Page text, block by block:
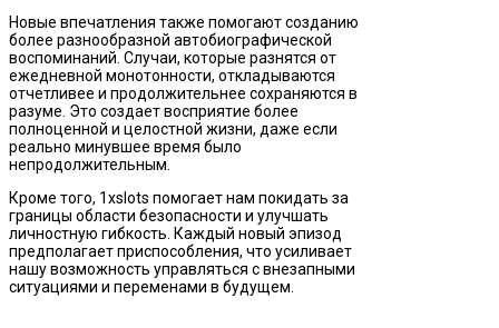
Новые впечатления также помогают созданию
более разнообразной автобиографической
воспоминаний. Случаи, которые разнятся от
ежедневной монотонности, откладываются
отчетливее и продолжительнее сохраняются в
разуме. Это создает восприятие более
полноценной и целостной жизни, даже если
реально минувшее время было
непродолжительным.
Кроме того, 1xslots помогает нам покидать за
границы области безопасности и улучшать
личностную гибкость. Каждый новый эпизод
предполагает приспособления, что усиливает
нашу возможность управляться с внезапными
ситуациями и переменами в будущем.